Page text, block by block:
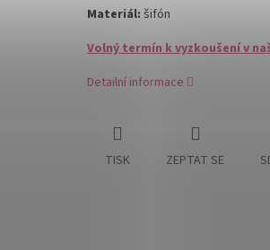
Materiál: šifón
Volný termín k vyzkoušení v
Detailní informace
TISK ZEPTAT SE